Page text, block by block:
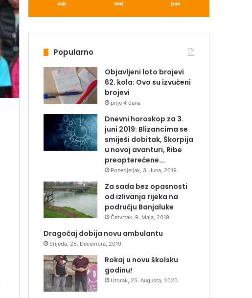
sub ned pon
Popularno
Objavljeni loto brojevi
62. kola: Ovo su izvučeni
brojevi
prije 4 dana
Dnevni horoskop za 3.
juni 2019: Blizancima se
smiješi dobitak, Škorpija
u novoj avanturi, Ribe
preopterećene….
Ponedjeljak, 3. Juna, 2019.
Za sada bez opasnosti
od izlivanja rijeka na
području Banjaluke
Četvrtak, 9. Maja, 2019.
Dragočaj dobija novu ambulantu
Srijeda, 25. Decembra, 2019.
Rokaj u novu školsku
godinu!
Utorak, 25. Augusta, 2020.